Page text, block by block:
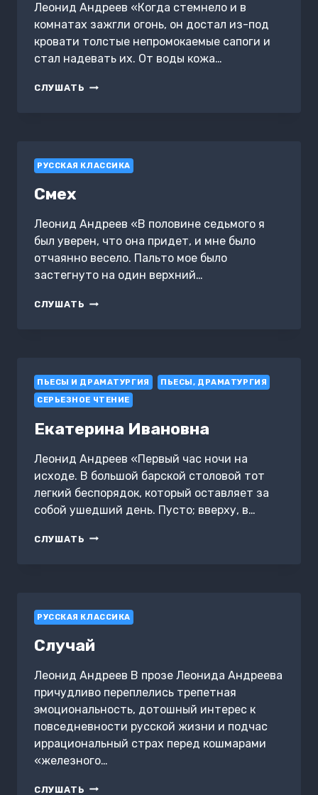
Леонид Андреев «Когда стемнело и в
комнатах зажгли огонь, он достал из-под
кровати толстые непромокаемые сапоги и
стал надевать их. От воды кожа…
СЛУШАТЬ ВЕСНОЙ
РУССКАЯ КЛАССИКА
Смех
Леонид Андреев «В половине седьмого я
был уверен, что она придет, и мне было
отчаянно весело. Пальто мое было
застегнуто на один верхний…
СЛУШАТЬ СМЕХ
ПЬЕСЫ И ДРАМАТУРГИЯ
ПЬЕСЫ, ДРАМАТУРГИЯ
СЕРЬЕЗНОЕ ЧТЕНИЕ
Екатерина Ивановна
Леонид Андреев «Первый час ночи на
исходе. В большой барской столовой тот
легкий беспорядок, который оставляет за
собой ушедший день. Пусто; вверху, в…
СЛУШАТЬ ЕКАТЕРИНА
РУССКАЯ КЛАССИКА
Случай
Леонид Андреев В прозе Леонида Андреева
причудливо переплелись трепетная
эмоциональность, дотошный интерес к
повседневности русской жизни и подчас
иррациональный страх перед кошмарами
«железного…
СЛУШАТЬ СЛУЧАЙ